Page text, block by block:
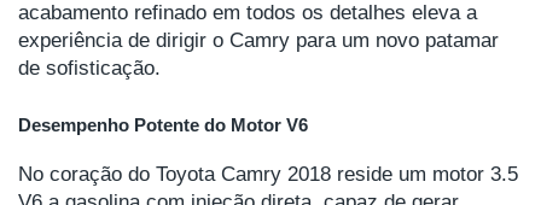
acabamento refinado em todos os detalhes eleva a
experiência de dirigir o Camry para um novo patamar
de sofisticação.
Desempenho Potente do Motor V6
No coração do Toyota Camry 2018 reside um motor 3.5